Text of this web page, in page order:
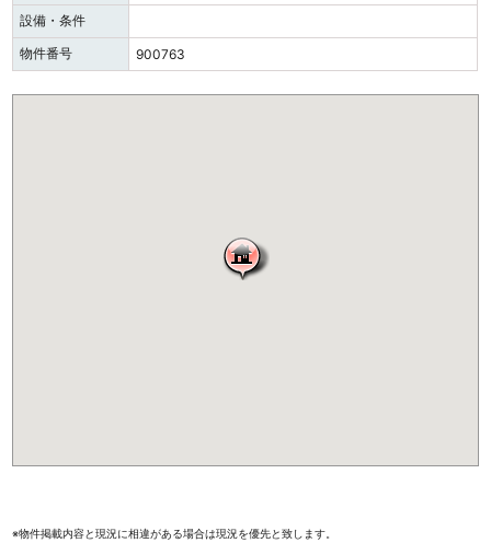
設備・条件
物件番号
900763
※物件掲載内容と現況に相違がある場合は現況を優先と致します。